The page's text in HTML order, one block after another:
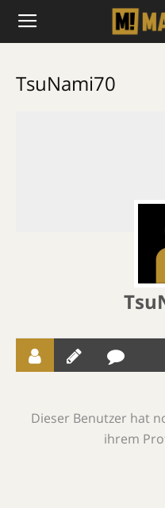
TsuNami70
Dieser Benutzer hat
ihrem